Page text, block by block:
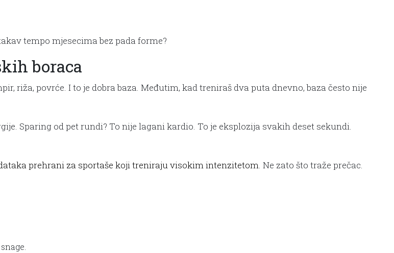
tempo mjesecima bez pada forme?
boraca
riža, povrće. I to je dobra baza. Međutim, kad treniraš dva puta dnevno, baza često nije
Sparing od pet rundi? To nije lagani kardio. To je eksplozija svakih deset sekundi.
prehrani za sportaše koji treniraju visokim intenzitetom. Ne zato što traže prečac.